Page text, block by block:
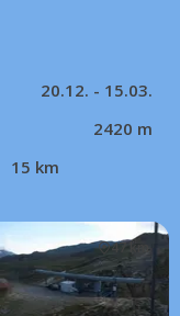
20.12. - 15.03.
2420 m
15 km
47 km